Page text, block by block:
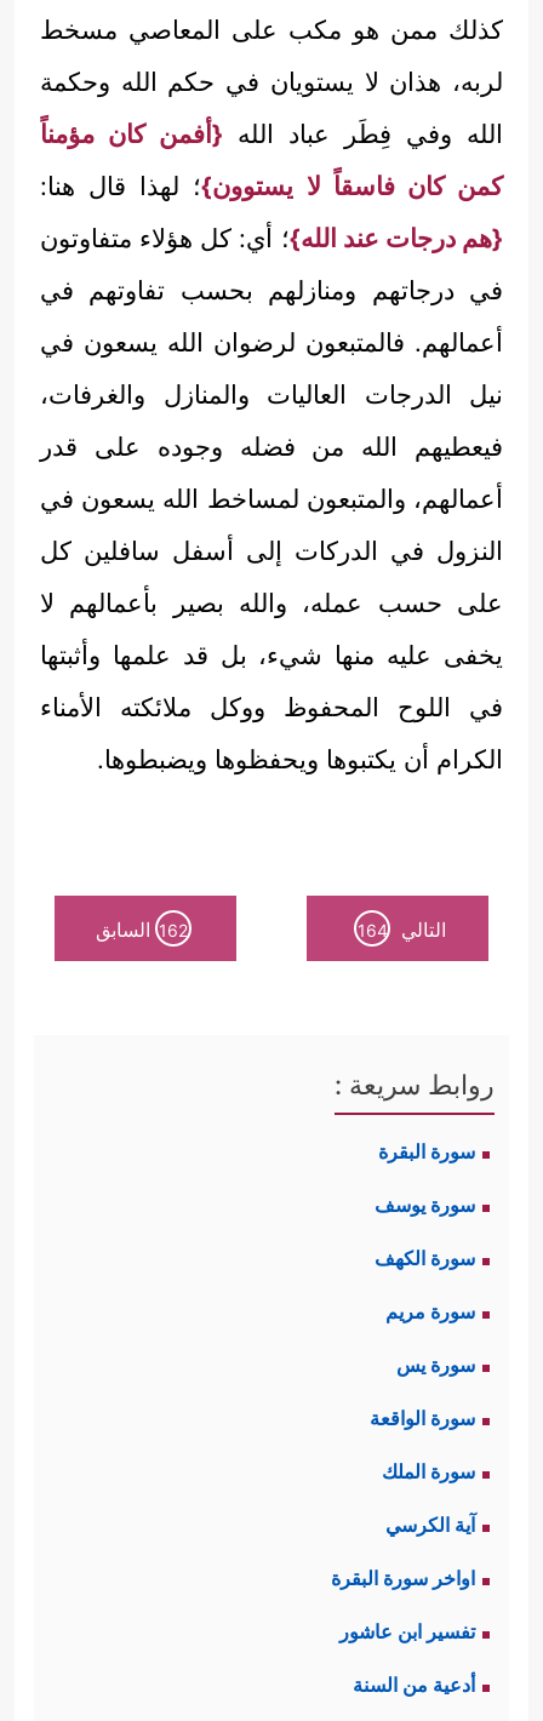
كذلك ممن هو مكب على المعاصي مسخط
لربه، هذان لا يستويان في حكم الله وحكمة
الله وفي فِطَر عباد الله {أفمن كان مؤمناً
كمن كان فاسقاً لا يستوون}؛ لهذا قال هنا:
{هم درجات عند الله}؛ أي: كل هؤلاء متفاوتون
في درجاتهم ومنازلهم بحسب تفاوتهم في
أعمالهم. فالمتبعون لرضوان الله يسعون في
نيل الدرجات العاليات والمنازل والغرفات،
فيعطيهم الله من فضله وجوده على قدر
أعمالهم، والمتبعون لمساخط الله يسعون في
النزول في الدركات إلى أسفل سافلين كل
على حسب عمله، والله بصير بأعمالهم لا
يخفى عليه منها شيء، بل قد علمها وأثبتها
في اللوح المحفوظ ووكل ملائكته الأمناء
الكرام أن يكتبوها ويحفظوها ويضبطوها.
التالي 164
162 السابق
روابط سريعة :
سورة البقرة
سورة يوسف
سورة الكهف
سورة مريم
سورة يس
سورة الواقعة
سورة الملك
آية الكرسي
اواخر سورة البقرة
تفسير ابن عاشور
أدعية من السنة